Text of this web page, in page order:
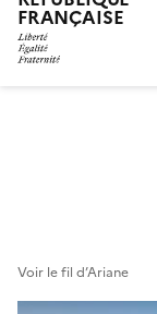
FRANÇAISE
Voir le fil d’Ariane